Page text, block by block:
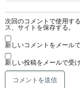
次回のコメントで使用す
ス、サイトを保存する。
新しいコメントをメール
新しい投稿をメールで受